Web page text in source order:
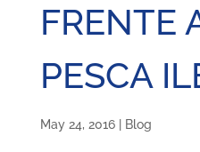
FRENTE
PESCA
May 24, 2016| Blog